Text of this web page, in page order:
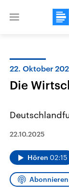
Close
2026
Alle
22. Oktober
Die
22.10.2025
Hören 02:15
Abonnieren